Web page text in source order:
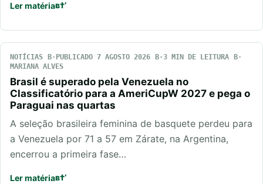
Ler matéria
NOTÍCIAS PUBLICADO 7 AGOSTO 2026
3 MIN DE LEITURA
MARIANA ALVES
Brasil é superado pela Venezuela no
Classificatório para a AmeriCupW 2027 e pega o
Paraguai nas quartas
A seleção brasileira feminina de basquete perdeu para
a Venezuela por 71 a 57 em Zárate, na Argentina,
encerrou a primeira fase…
Ler matéria